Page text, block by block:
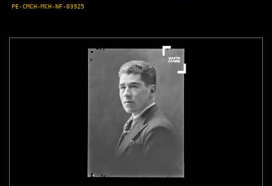
PE-CMCH-MCH-NF-03925